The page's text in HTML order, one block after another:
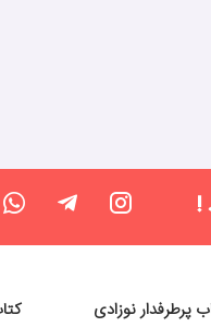
!
پرطرفدار نوزادی